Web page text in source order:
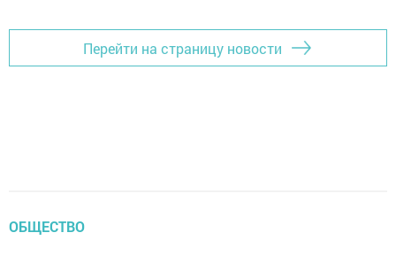
Перейти на страницу новости
ОБЩЕСТВО